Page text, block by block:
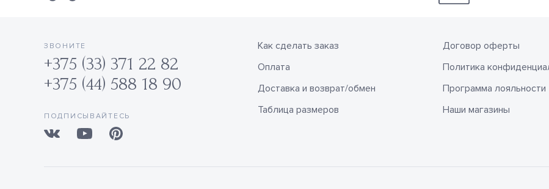
ЗВОНИТЕ
+375 (33) 371 22 82
+375 (44) 588 18 90
ПОДПИСЫВАЙТЕСЬ
Как сделать заказ
Оплата
Доставка и возврат/обмен
Таблица размеров
Договор оферты
Политика
Программа лояльности
Наши магазины